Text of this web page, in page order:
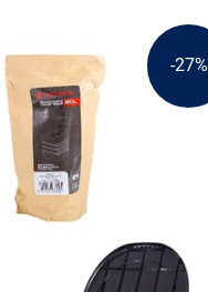
-27%